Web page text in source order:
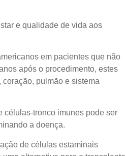
e qualidade de vida aos
em pacientes que não
após o procedimento, estes
pulmão e sistema
células-tronco imunes pode ser
a doença.
de células estaminais